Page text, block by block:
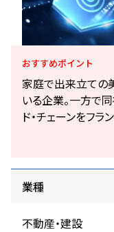
おすすめポイント
家庭で出来立ての
いる企業。一方で
ド・チェーンをフラ
業種
不動産・建設